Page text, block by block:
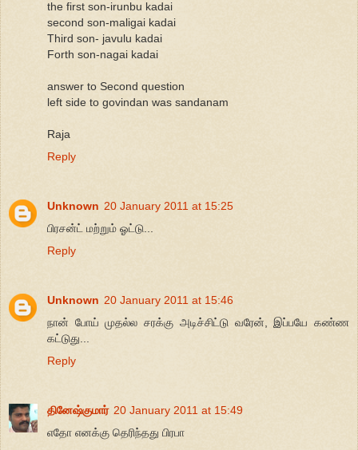
the first son-irunbu kadai
second son-maligai kadai
Third son- javulu kadai
Forth son-nagai kadai
answer to Second question
left side to govindan was sandanam
Raja
Reply
Unknown 20 January 2011 at 15:25
பிரசன்ட் மற்றும் ஓட்டு...
Reply
Unknown 20 January 2011 at 15:46
நான் போய் முதல்ல சரக்கு அடிச்சிட்டு வரேன், இப்பயே கண்ண
கட்டுது...
Reply
தினேஷ்குமார் 20 January 2011 at 15:49
எதோ எனக்கு தெரிந்தது பிரபா